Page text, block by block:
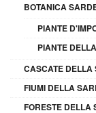
BOTANICA
PIANTE
PIANTE
CASCATE DELLA
FIUMI DELLA
FORESTE DELLA